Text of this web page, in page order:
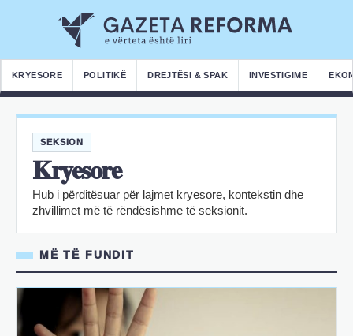
KRYESORE POLITIKË DREJTËSI & SPAK INVESTIGIME
SEKSION
Kryesore
Hub i përditësuar për lajmet kryesore, kontekstin dhe
zhvillimet më të rëndësishme të seksionit.
MË TË FUNDIT